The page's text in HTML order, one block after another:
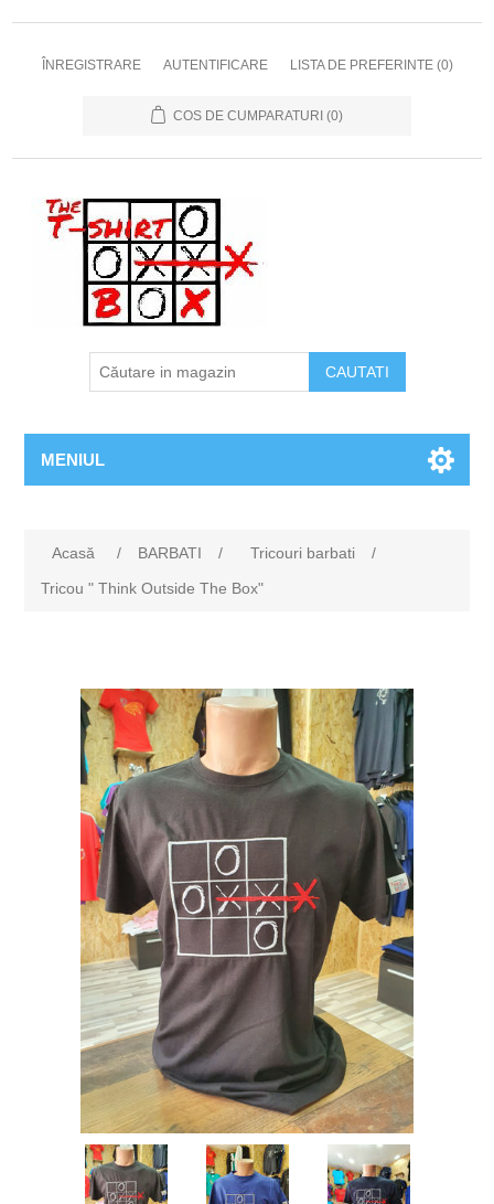
ÎNREGISTRARE AUTENTIFICARE LISTA DE PREFERINTE (0)
COS DE CUMPARATURI (0)
MENIUL
Acasă / BARBATI / Tricouri barbati
/
Tricou " Think Outside The Box"